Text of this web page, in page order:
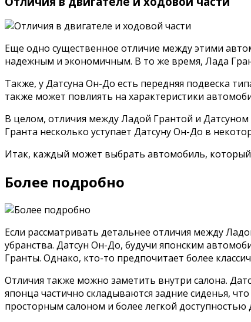
Еще одно существенное отличие между этими
надежным и экономичным. В то же время, Лада
Также, у Датсуна Он-До есть передняя подвеска
также может повлиять на характеристики
В целом, отличия между Ладой Грантой и
Гранта несколько уступает Датсуну Он-До в
Итак, каждый может выбрать автомобиль,
Более подробно
Если рассматривать детальнее отличия между
убранства. Датсун Он-До, будучи японским
Гранты. Однако, кто-то предпочитает более
Отличия также можно заметить внутри салона.
японца частично складываются задние сиденья,
просторным салоном и более легкой доступностью